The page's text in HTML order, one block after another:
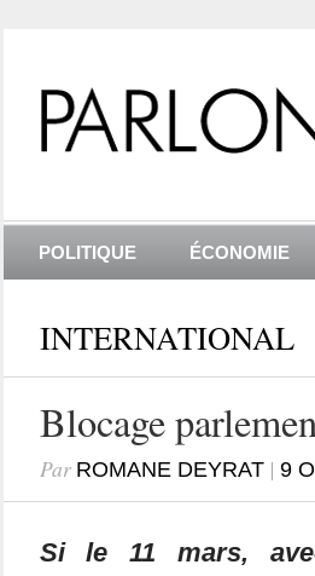
POLITIQUE ÉCONOMIE
INTERNATIONAL
Blocage
Par ROMANE DEYRAT| 9
Si le 11 mars,